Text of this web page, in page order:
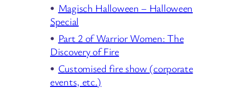
Magisch Halloween – Halloween
Special
Part 2 of Warrior Women: The
Discovery of Fire
Customised fire show (corporate
events, etc.)